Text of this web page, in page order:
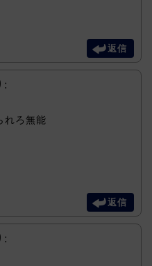
返信
:
れろ無能
返信
: